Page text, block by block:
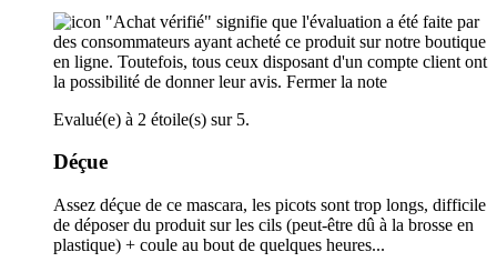
"Achat vérifié" signifie que l'évaluation a été faite par
des consommateurs ayant acheté ce produit sur notre boutique
en ligne. Toutefois, tous ceux disposant d'un compte client ont
la possibilité de donner leur avis. Fermer la note
Evalué(e) à 2 étoile(s) sur 5.
Déçue
Assez déçue de ce mascara, les picots sont trop longs, difficile
de déposer du produit sur les cils (peut-être dû à la brosse en
plastique) + coule au bout de quelques heures...